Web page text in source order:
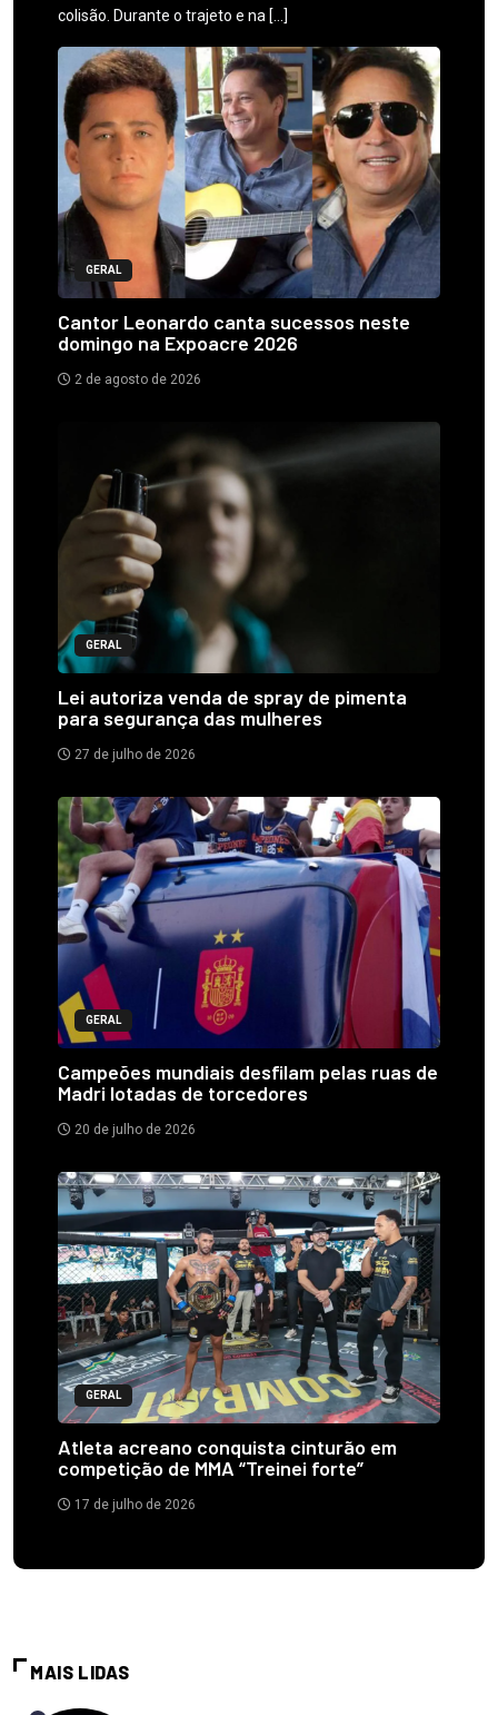
colisão. Durante o trajeto e na […]
GERAL
Cantor Leonardo canta sucessos neste
domingo na Expoacre 2026
2 de agosto de 2026
GERAL
Lei autoriza venda de spray de pimenta
para segurança das mulheres
27 de julho de 2026
GERAL
Campeões mundiais desfilam pelas ruas de
Madri lotadas de torcedores
20 de julho de 2026
GERAL
Atleta acreano conquista cinturão em
competição de MMA “Treinei forte”
17 de julho de 2026
MAIS LIDAS